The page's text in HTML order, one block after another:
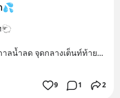
💦
🐑
ลน้ำลด จุดกลางเต็นท์ท้าย
9 1 2